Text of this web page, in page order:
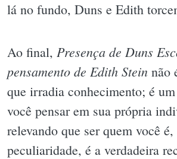
lá no fundo, Duns e Edith
Ao final, Presença de Duns
pensamento de Edith Stein não
que irradia conhecimento; é
você pensar em sua própria
relevando que ser quem você
peculiaridade, é a verdadeira